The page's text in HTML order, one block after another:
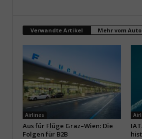
Verwandte Artikel Mehr vom
Airlines
Aus für Flüge Graz–Wien: Die
Folgen für B2B